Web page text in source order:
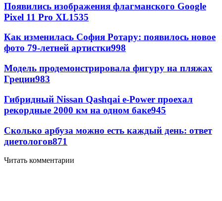
Появились изображения флагманского Google
Pixel 11 Pro XL1535
Как изменилась София Ротару: появилось новое
фото 79-летней артистки998
Модель продемонстрировала фигуру на пляжах
Греции983
Гибридный Nissan Qashqai e-Power проехал
рекордные 2000 км на одном баке945
Сколько арбуза можно есть каждый день: ответ
диетологов871
Читать комментарии